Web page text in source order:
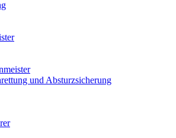
und Absturzsicherung